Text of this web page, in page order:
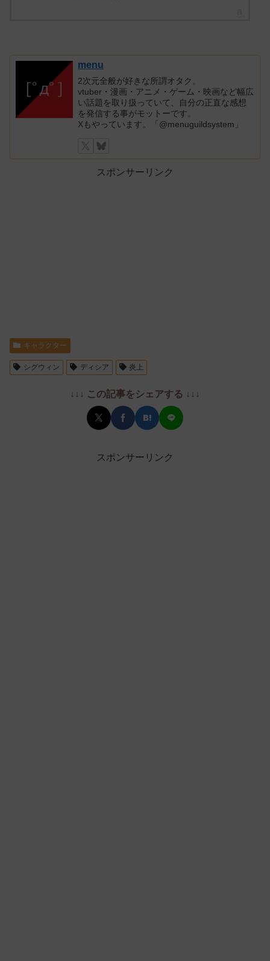
menu
2次元全般が好きな所謂オタク。
vtuber・漫画・アニメ・ゲーム・映画など幅広
い話題を取り扱っていて、自分の正直な感想
を発信する事がモットーです。
Xもやっています。「@menuguildsystem」
スポンサーリンク
キャラクター
シグウィン ディシア 炎上
↓↓↓ この記事をシェアする ↓↓↓
スポンサーリンク